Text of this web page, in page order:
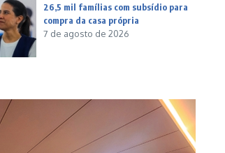
26,5 mil famílias com subsídio para
compra da casa própria
7 de agosto de 2026